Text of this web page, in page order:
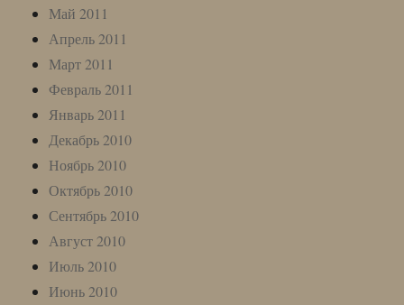
Май 2011
Апрель 2011
Март 2011
Февраль 2011
Январь 2011
Декабрь 2010
Ноябрь 2010
Октябрь 2010
Сентябрь 2010
Август 2010
Июль 2010
Июнь 2010